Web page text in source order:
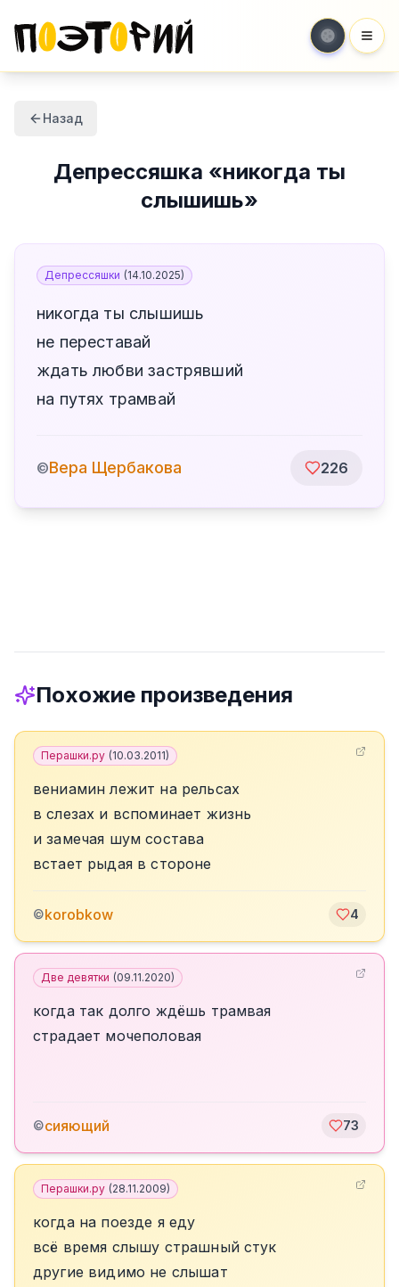
Назад
Депрессяшка «никогда ты
слышишь»
Депрессяшки (14.10.2025)
никогда ты слышишь
не переставай
ждать любви застрявший
на путях трамвай
©Вера Щербакова 226
Похожие произведения
Перашки.ру (10.03.2011)
вениамин лежит на рельсах
в слезах и вспоминает жизнь
и замечая шум состава
встает рыдая в стороне
©korobkow 4
Две девятки (09.11.2020)
когда так долго ждёшь трамвая
страдает мочеполовая
©сияющий 73
Перашки.ру (28.11.2009)
когда на поезде я еду
всё время слышу страшный стук
другие видимо не слышат